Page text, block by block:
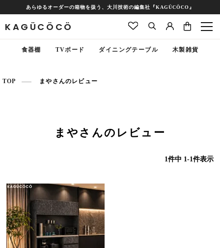
あらゆるオーダーの箱物を扱う、大川技術の編集社『KAGÜCÖCO』
KAGÜCÖCÖ
食器棚 TVボード ダイニングテーブル 木製雑貨
TOP まやさんのレビュー
まやさんのレビュー
1件中 1-1件表示